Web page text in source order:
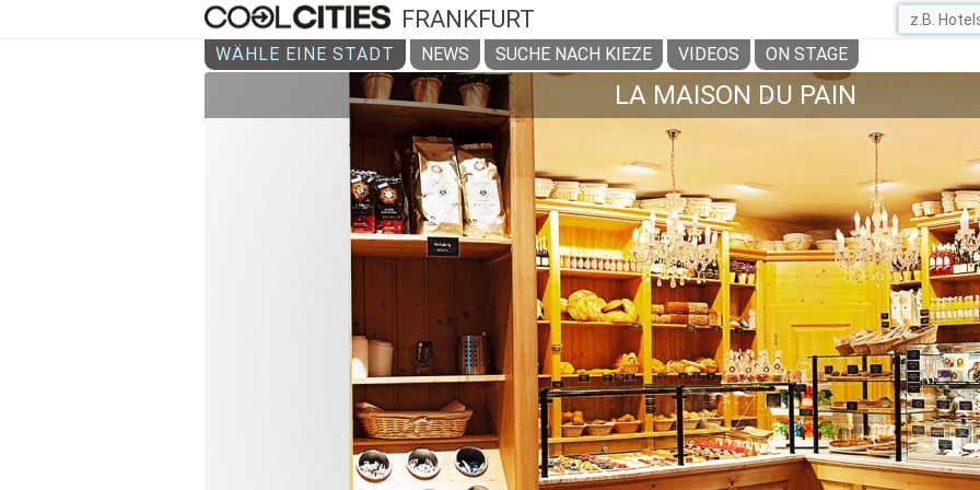
FRANKFURT
WÄHLE EINE STADT NEWS SUCHE NACH KIEZE VIDEOS ON STAGE
LA MAISON DU PAIN